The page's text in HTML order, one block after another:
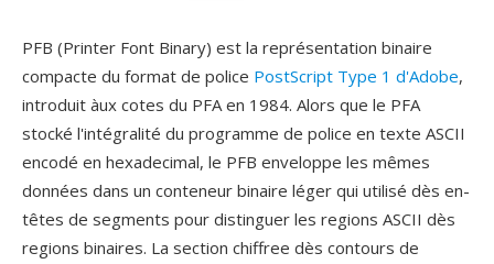
PFB (Printer Font Binary) est la représentation binaire
compacte du format de police PostScript Type 1 d'Adobe,
introduit àux cotes du PFA en 1984. Alors que le PFA
stocké l'intégralité du programme de police en texte ASCII
encodé en hexadecimal, le PFB enveloppe les mêmes
données dans un conteneur binaire léger qui utilisé dès en-
têtes de segments pour distinguer les regions ASCII dès
regions binaires. La section chiffree dès contours de